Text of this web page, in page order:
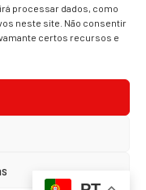
processar dados, como
neste site. Não consentir
certos recursos e